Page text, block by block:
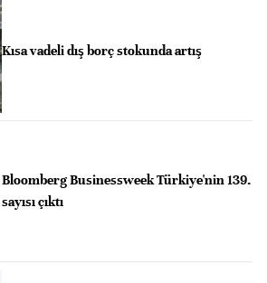
Kısa vadeli dış borç stokunda artış
Bloomberg Businessweek Türkiye'nin 139.
sayısı çıktı